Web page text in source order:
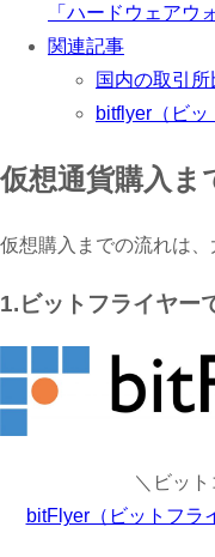
「ハードウェアウ
関連記事
国内の取引所
bitflyer（ビッ
仮想通貨購入
仮想購入までの流れは、
1.ビットフライヤー
＼ビッ
bitFlyer（ビットフラ